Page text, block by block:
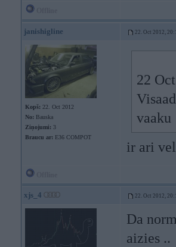
janishigline 22. Oct 2012,
Kopš: 22. Oct 2012
No: Bauska
Ziņojumi: 3
Braucu ar: E36 COMPOT
22
vaaku
ir ari
xjs_4 22. Oct 2012,
Da
aizies ..